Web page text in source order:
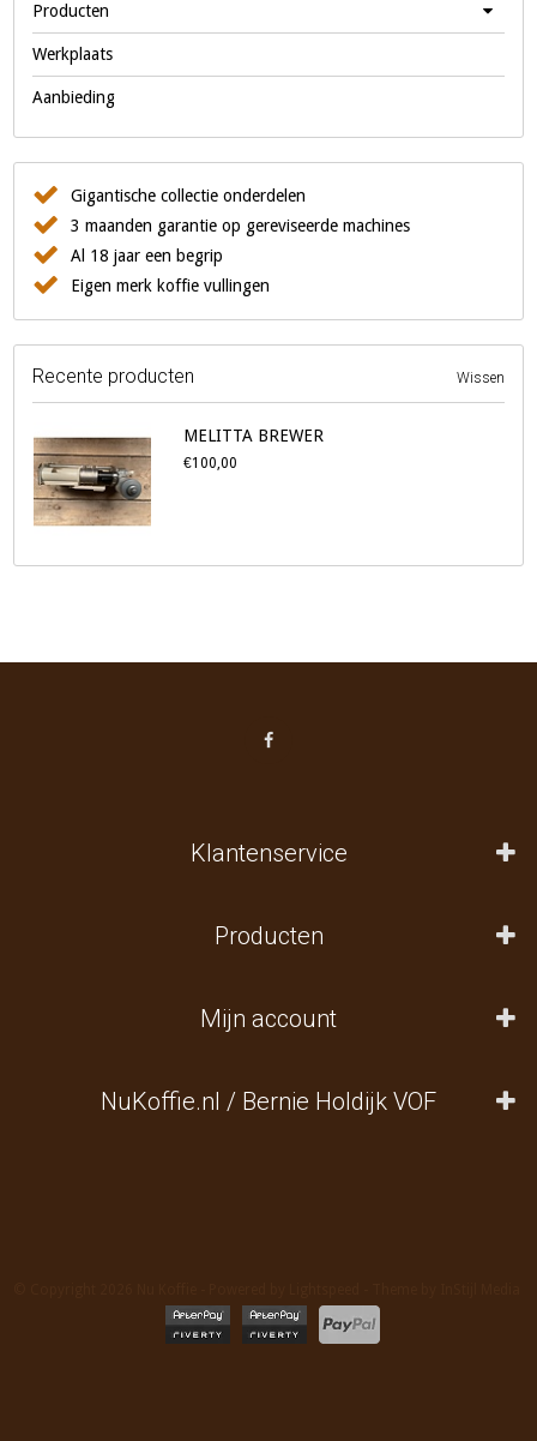
Producten
Werkplaats
Aanbieding
Gigantische collectie onderdelen
3 maanden garantie op gereviseerde machines
Al 18 jaar een begrip
Eigen merk koffie vullingen
Recente producten Wissen
MELITTA BREWER
€100,00
Klantenservice
Producten
Mijn account
NuKoffie.nl / Bernie Holdijk VOF